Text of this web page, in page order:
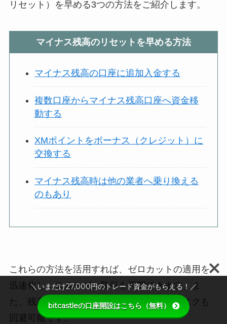
リセット）を早める3つの方法をご紹介します。
マイナス残高のリセットを早める方法
マイナス残高の口座に追加入金する
複数口座からマイナス残高口座へ資金移
動する
XMポイントをボーナス（クレジット）に
交換する
マイナス残高時は他の業者へ乗り換える
のもあり
これらの方法を活用すれば、ゼロカットの適用を
迅速化し、スムーズに取引を再開できます。ま
た、残高がリセットされることで借金のリスクも
回避可能です。
＼いまだけ27,000円のトレード資金がもらえる！／
bitcastleの口座開設はこちら（無料）